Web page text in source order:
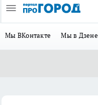
Мы ВКонтакте Мы в Дзене